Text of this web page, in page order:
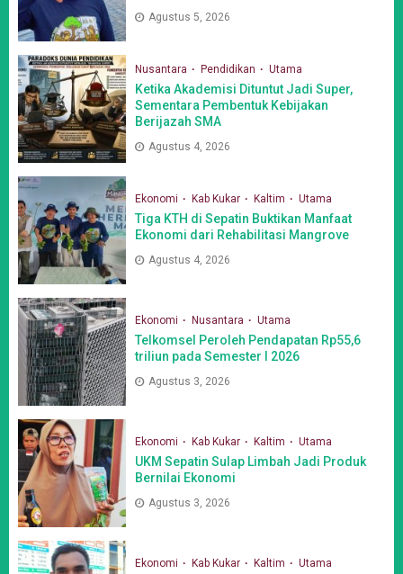
Agustus 5, 2026
Nusantara Pendidikan Utama
Ketika Akademisi Dituntut Jadi Super,
Sementara Pembentuk Kebijakan
Berijazah SMA
Agustus 4, 2026
Ekonomi Kab Kukar Kaltim Utama
Tiga KTH di Sepatin Buktikan Manfaat
Ekonomi dari Rehabilitasi Mangrove
Agustus 4, 2026
Ekonomi Nusantara Utama
Telkomsel Peroleh Pendapatan Rp55,6
triliun pada Semester I 2026
Agustus 3, 2026
Ekonomi Kab Kukar Kaltim Utama
UKM Sepatin Sulap Limbah Jadi Produk
Bernilai Ekonomi
Agustus 3, 2026
Ekonomi Kab Kukar Kaltim Utama